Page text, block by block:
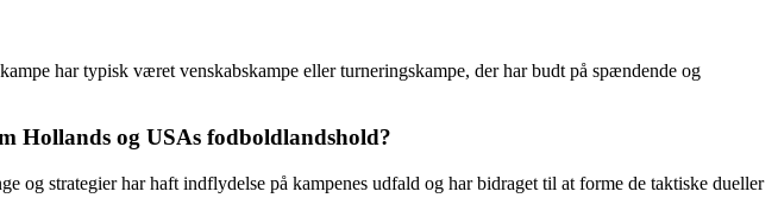
har typisk været venskabskampe eller turneringskampe, der har budt på spændende og
Hollands og USAs fodboldlandshold?
strategier har haft indflydelse på kampenes udfald og har bidraget til at forme de taktiske dueller